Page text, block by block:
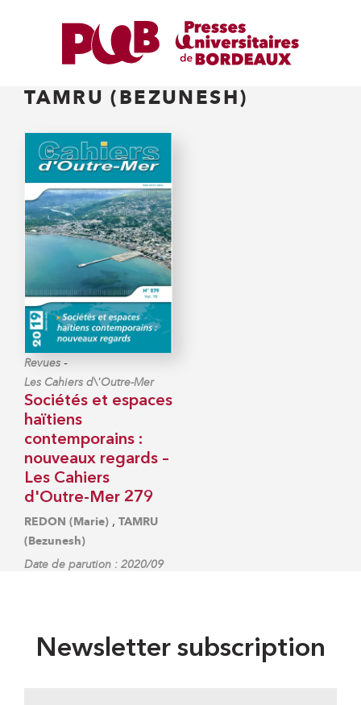
TAMRU (BEZUNESH)
Revues -
Les Cahiers d\'Outre-Mer
Sociétés et espaces
haïtiens
contemporains :
nouveaux regards –
Les Cahiers
d'Outre-Mer 279
REDON (Marie) , TAMRU
(Bezunesh)
Date de parution : 2020/09
Newsletter subscription